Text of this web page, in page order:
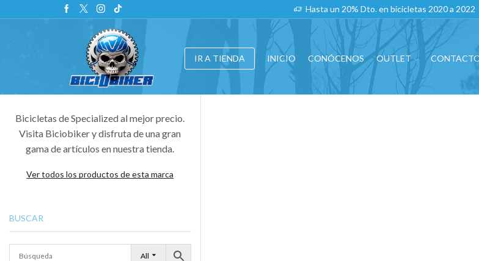
Dto. en bicicletas 2020 a 2022 Hasta un 20% Dto. en bicicletas 2020 a 2022
IR A TIENDA INICIO CONÓCENOS OUTLET
Bicicletas de Specialized al mejor precio.
Visita Biciobiker y disfruta de una gran
gama de artículos en nuestra tienda.
Ver todos los productos de esta marca
BUSCAR
All